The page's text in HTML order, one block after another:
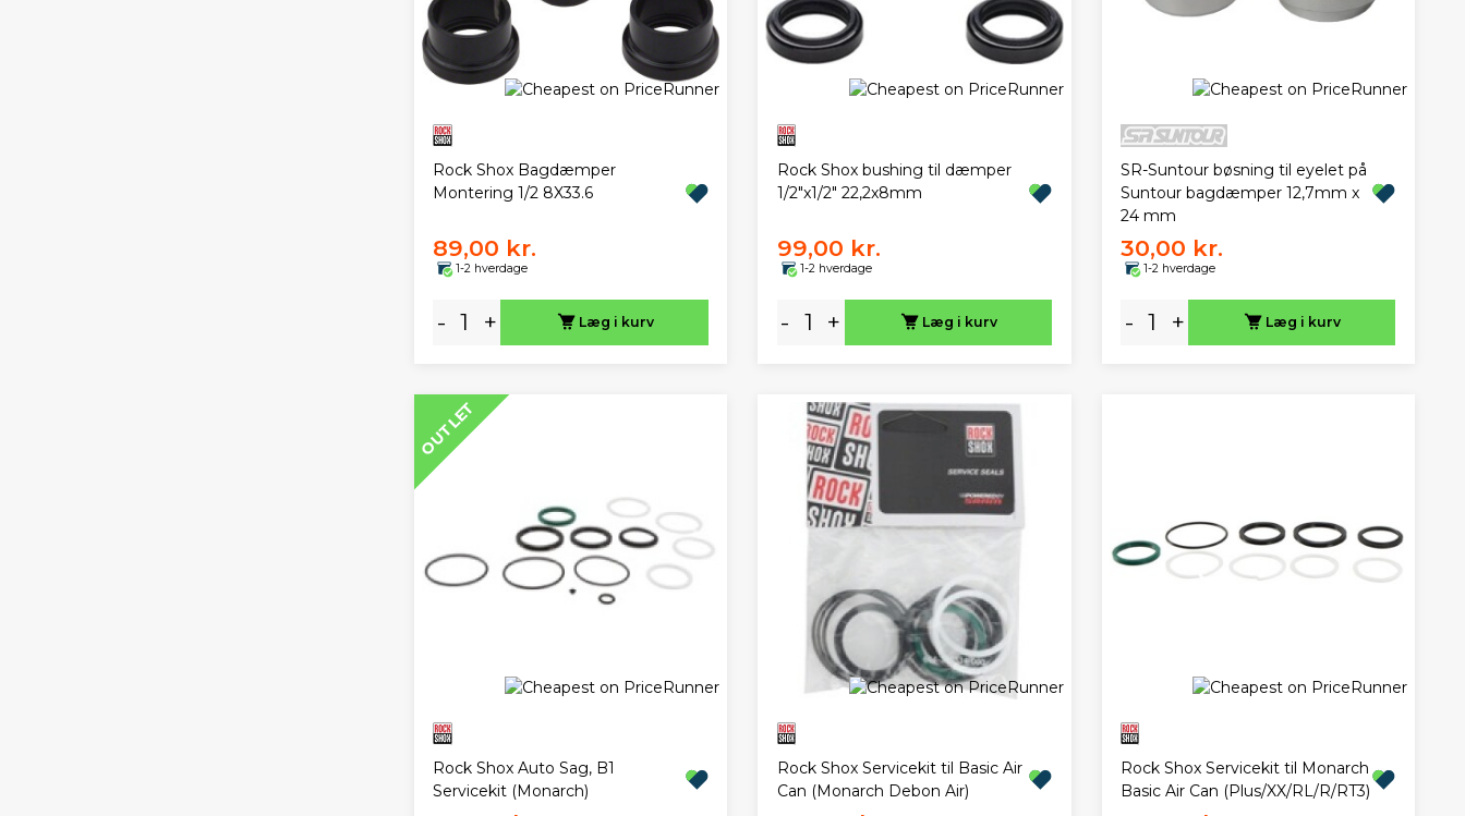
Rock Shox Bagdæmper
Montering 1/2 8X33.6
89,00 kr.
1-2 hverdage
- + Læg i kurv
Rock Shox bushing til dæmper
1/2"x1/2" 22,2x8mm
99,00 kr.
1-2 hverdage
- + Læg i kurv
SR-Suntour bøsning til eyelet på
Suntour bagdæmper 12,7mm x
24 mm
30,00 kr.
1-2 hverdage
- + Læg i kurv
OUTLET
Rock Shox Auto Sag, B1
Servicekit (Monarch)
Rock Shox Servicekit til Basic Air
Can (Monarch Debon Air)
Rock Shox Servicekit til Monarch
Basic Air Can (Plus/XX/RL/R/RT3)